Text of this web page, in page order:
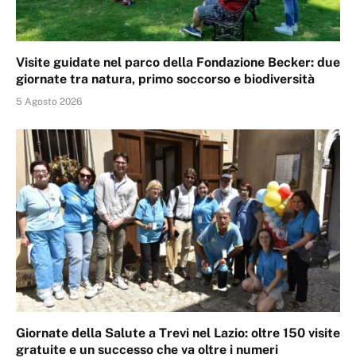
Visite guidate nel parco della Fondazione Becker: due
giornate tra natura, primo soccorso e biodiversità
5 Agosto 2026
Giornate della Salute a Trevi nel Lazio: oltre 150 visite
gratuite e un successo che va oltre i numeri